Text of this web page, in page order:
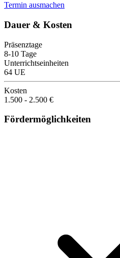
Termin ausmachen
Dauer & Kosten
Präsenztage
8-10 Tage
Unterrichtseinheiten
64 UE
Kosten
1.500 - 2.500 €
Fördermöglichkeiten